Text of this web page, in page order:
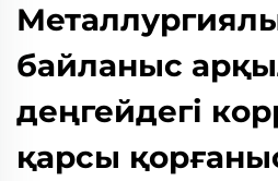
байланыс
деңгейдегі
қарсы